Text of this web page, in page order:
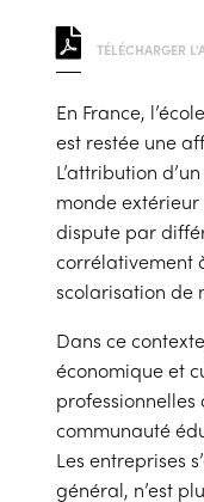
TÉLÉCHARGER
En France,
est restée une
L’attribution
monde
dispute par
corrélativement
scolarisation de
Dans ce
économique et
professionnelles
communauté
Les entreprises
général, n’est